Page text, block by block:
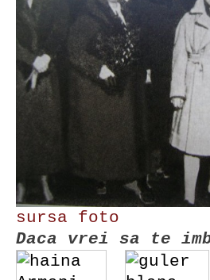
sursa foto
Daca vrei sa te